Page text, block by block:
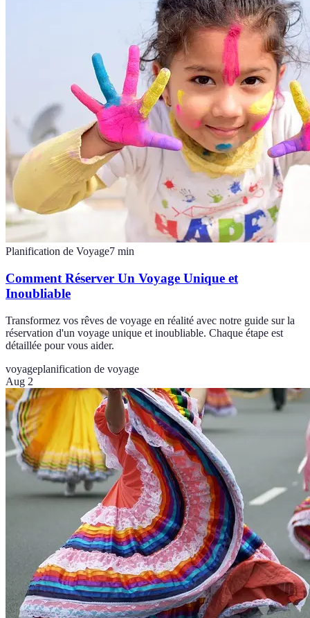
Planification de Voyage7 min
Comment Réserver Un Voyage Unique et
Inoubliable
Transformez vos rêves de voyage en réalité avec notre guide sur la
réservation d'un voyage unique et inoubliable. Chaque étape est
détaillée pour vous aider.
voyageplanification de voyage
Aug 2